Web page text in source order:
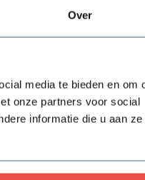
Over
media te bieden en om
onze partners voor social
informatie die u aan ze